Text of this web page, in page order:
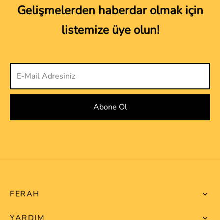
Gelişmelerden haberdar olmak için
listemize üye olun!
FERAH